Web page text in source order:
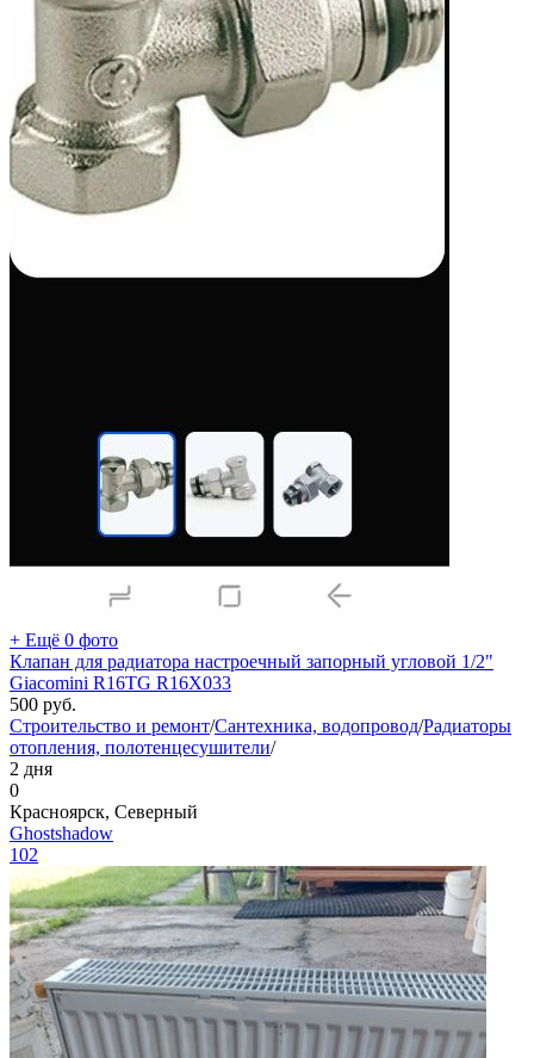
+ Ещё 0 фото
Клапан для радиатора настроечный запорный угловой 1/2"
Giacomini R16TG R16X033
500 руб.
Строительство и ремонт/Сантехника, водопровод/Радиаторы
отопления, полотенцесушители/
2 дня
0
Красноярск, Северный
Ghostshadow
102